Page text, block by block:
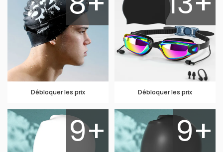
Débloquer les prix Débloquer les prix
9+ 9+